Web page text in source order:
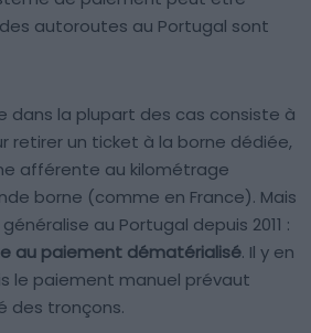
autoroutes au Portugal sont
dans la plupart des cas consiste à
retirer un ticket à la borne dédiée,
afférente au kilométrage
borne (comme en France). Mais
au Portugal depuis 2011 :
au paiement dématérialisé. Il y en
le paiement manuel prévaut
des tronçons.